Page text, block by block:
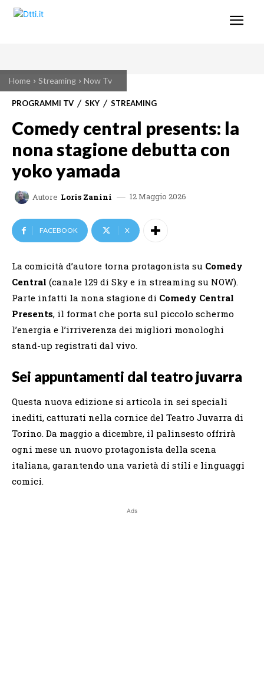
Home Streaming Now Tv
PROGRAMMI TV SKY STREAMING
Comedy central presents: la
nona stagione debutta con
yoko yamada
Autore Loris Zanini 12 Maggio 2026
FACEBOOK X
La comicità d’autore torna protagonista su Comedy
Central (canale 129 di Sky e in streaming su NOW).
Parte infatti la nona stagione di Comedy Central
Presents, il format che porta sul piccolo schermo
l’energia e l’irriverenza dei migliori monologhi
stand-up registrati dal vivo.
Sei appuntamenti dal teatro juvarra
Questa nuova edizione si articola in sei speciali
inediti, catturati nella cornice del Teatro Juvarra di
Torino. Da maggio a dicembre, il palinsesto offrirà
ogni mese un nuovo protagonista della scena
italiana, garantendo una varietà di stili e linguaggi
comici.
Ads